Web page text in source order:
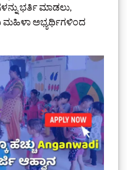
ಭರ್ತಿ ಮಾಡಲು,
ಮಹಿಳಾ ಅಭ್ಯರ್ಥಿಗಳಿಂದ